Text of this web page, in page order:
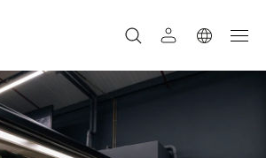
SEARCH